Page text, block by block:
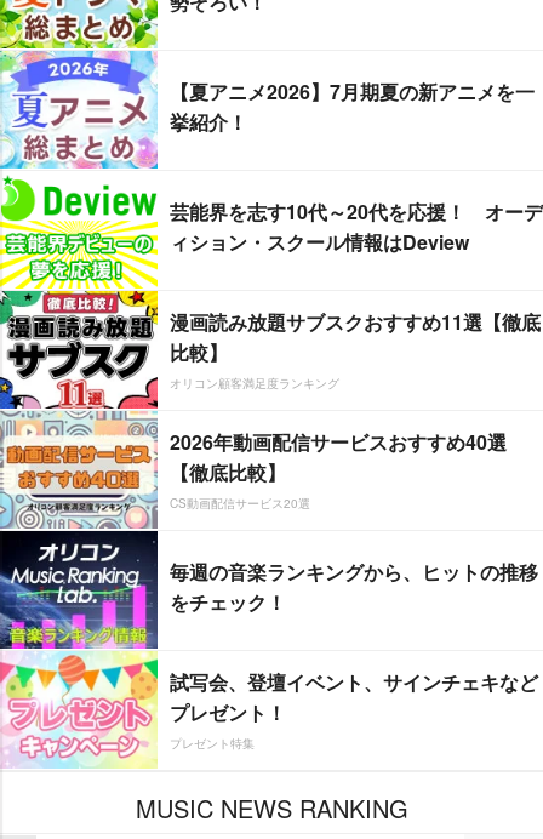
【夏アニメ2026】7月期夏の新アニメを一
挙紹介！
芸能界を志す10代～20代を応援！ オーデ
ィション・スクール情報はDeview
漫画読み放題サブスクおすすめ11選【徹底
比較】
オリコン顧客満足度ランキング
2026年動画配信サービスおすすめ40選
【徹底比較】
CS動画配信サービス20選
毎週の音楽ランキングから、ヒットの推移
をチェック！
試写会、登壇イベント、サインチェキなど
プレゼント！
プレゼント特集
MUSIC NEWS RANKING